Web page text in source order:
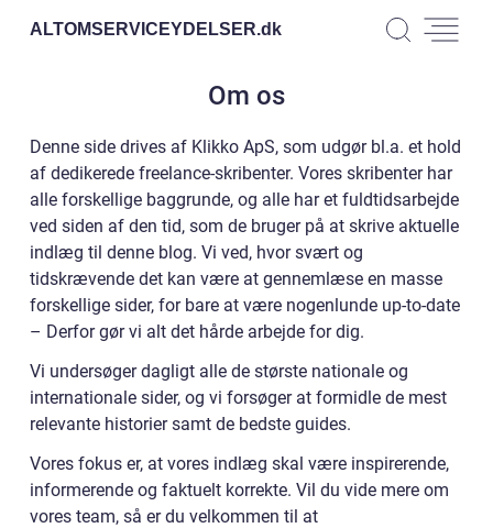
ALTOMSERVICEYDELSER.dk
Om os
Denne side drives af Klikko ApS, som udgør bl.a. et hold
af dedikerede freelance-skribenter. Vores skribenter har
alle forskellige baggrunde, og alle har et fuldtidsarbejde
ved siden af den tid, som de bruger på at skrive aktuelle
indlæg til denne blog. Vi ved, hvor svært og
tidskrævende det kan være at gennemlæse en masse
forskellige sider, for bare at være nogenlunde up-to-date
– Derfor gør vi alt det hårde arbejde for dig.
Vi undersøger dagligt alle de største nationale og
internationale sider, og vi forsøger at formidle de mest
relevante historier samt de bedste guides.
Vores fokus er, at vores indlæg skal være inspirerende,
informerende og faktuelt korrekte. Vil du vide mere om
vores team, så er du velkommen til at